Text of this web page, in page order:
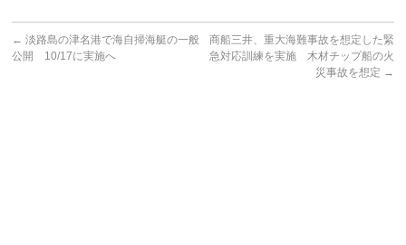
← 淡路島の津名港で海自掃海艇の一般
公開 10/17に実施へ
商船三井、重大海難事故を想定した緊
急対応訓練を実施 木材チップ船の火
災事故を想定 →